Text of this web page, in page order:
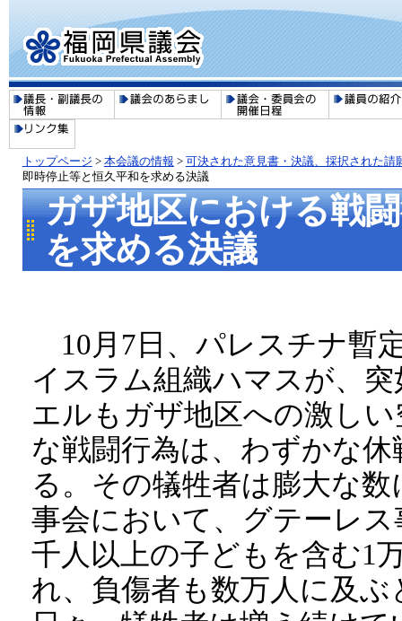
トップページ > 本会議の情報 > 可決された意見書・決議、採択された請
即時停止等と恒久平和を求める決議
ガザ地区における戦
を求める決議
10月7日、パレスチナ暫
イスラム組織ハマスが、
エルもガザ地区への激し
な戦闘行為は、わずかな
る。その犠牲者は膨大な
事会において、グテーレ
千人以上の子どもを含む1
れ、負傷者も数万人に及